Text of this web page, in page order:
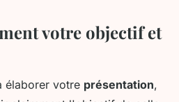
votre objectif et
élaborer votre présentation,